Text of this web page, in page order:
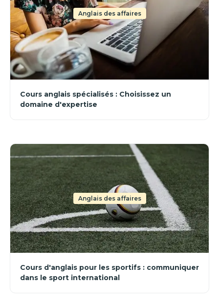
Anglais des affaires
Cours anglais spécialisés : Choisissez un
domaine d'expertise
Anglais des affaires
Cours d'anglais pour les sportifs : communiquer
dans le sport international